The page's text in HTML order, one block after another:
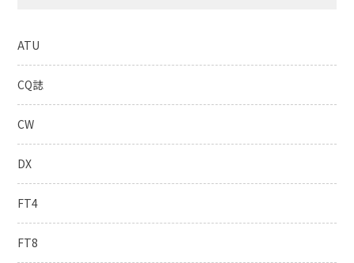
ATU
CQ誌
CW
DX
FT4
FT8